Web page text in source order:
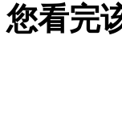
日成田机场因
您看完